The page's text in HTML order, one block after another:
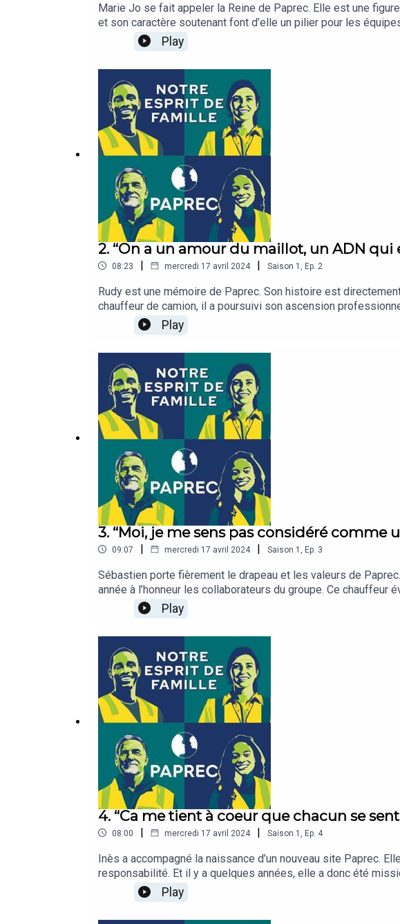
Marie Jo se fait appeler la Reine de Paprec. Elle est une
et son caractère soutenant font d’elle un pilier pour les
participe à créer ce lien unique qui lie les salariés chez Paprec.
Play
2. “On a un amour du maillot, un ADN qui
08:23 | mercredi 17 avril 2024 | Saison 1 Ep. 2
Rudy est une mémoire de Paprec. Son histoire est
chauffeur de camion, il a poursuivi son ascension
valeurs humaines et solidaires. Chaque matin, il va dire
ravitailler sur l’étang de Berre, tout proche.
Play
3. “Moi, je me sens pas considéré comme
09:07 | mercredi 17 avril 2024 | Saison 1 , Ep. 3
Sébastien porte fièrement le drapeau et les valeurs de
année à l’honneur les collaborateurs du groupe. Ce chauffeur
quand il s’apprête à monter à bord de son énorme camion noir.
Play
4. “Ca me tient à coeur que chacun se
08:00 | mercredi 17 avril 2024 | Saison 1 , Ep. 4
Inès a accompagné la naissance d’un nouveau site Paprec.
responsabilité. Et il y a quelques années, elle a donc été
des bâtiments en mauvais état. Elle a dû tout refaire pour
équipes. Aujourd’hui, elle regarde avec émotion, sur l’écran
dans la transformation du centre de tri.
Play